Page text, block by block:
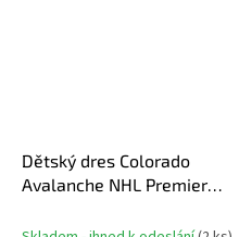
Dětský dres Colorado
Avalanche NHL Premier